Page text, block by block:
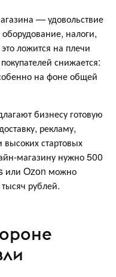
— удовольствие
налоги,
ложится на плечи
снижается:
на фоне общей
бизнесу готовую
рекламу,
стартовых
магазину нужно 500
или Ozon можно
рублей.